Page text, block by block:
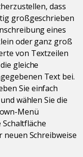
dass
großgeschrieben
eines
oder ganz groß
von Textzeilen
gleiche
Text bei.
Sie einfach
wählen Sie die
Menü
Schreibweise